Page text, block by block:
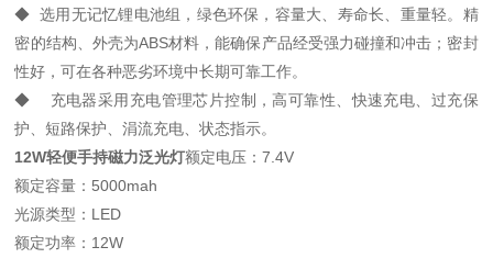
◆ 选用无记忆锂电池组，绿色环保，容量大、寿命长、重量轻。精
密的结构、外壳为ABS材料，能确保产品经受强力碰撞和冲击；密封
性好，可在各种恶劣环境中长期可靠工作。
◆ 充电器采用充电管理芯片控制，高可靠性、快速充电、过充保
护、短路保护、涓流充电、状态指示。
12W轻便手持磁力泛光灯额定电压：7.4V
额定容量：5000mah
光源类型：LED
额定功率：12W